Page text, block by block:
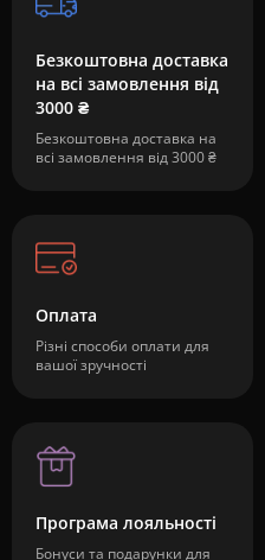
Безкоштовна доставка
на всі замовлення від
3000 ₴
Безкоштовна доставка на
всі замовлення від 3000 ₴
Оплата
Різні способи оплати для
вашої зручності
Програма лояльності
Бонуси та подарунки для